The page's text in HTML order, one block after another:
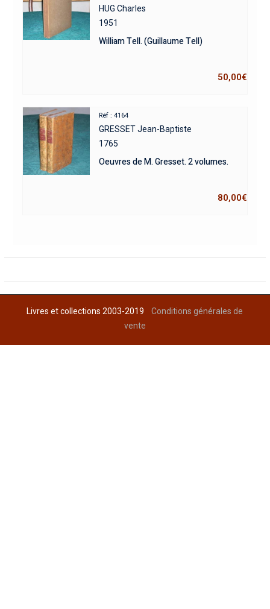
HUG Charles
1951
William Tell. (Guillaume Tell)
50,00€
Réf : 4164
GRESSET Jean-Baptiste
1765
Oeuvres de M. Gresset. 2 volumes.
80,00€
Livres et collections 2003-2019Conditions générales de
vente